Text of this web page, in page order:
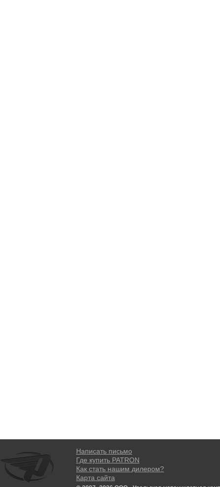
Написать письмо
Где купить PATRON
Как стать нашим дилером?
Карта сайта